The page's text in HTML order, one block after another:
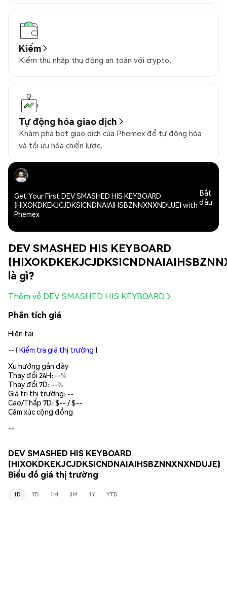
Kiếm
Kiếm thu nhập thụ động an toàn với crypto.
Tự động hóa giao dịch
Khám phá bot giao dịch của Phemex để tự động hóa
và tối ưu hóa chiến lược.
Get Your First DEV SMASHED HIS KEYBOARD
(HIXOKDKEKJCJDKSICNDNAIAIHSBZNNXNXNDUJE) with
Phemex
Bắt
đầu
DEV SMASHED HIS KEYBOARD
là gì?
Thêm về DEV SMASHED HIS KEYBOARD
Phân tích giá
Hiện tại
-- (Kiểm tra giá thị trường )
Xu hướng gần đây
Thay đổi 24H: --%
Thay đổi 7D: --%
Giá trị thị trường: --
Cao/Thấp 7D: $-- / $--
Cảm xúc cộng đồng
--
DEV SMASHED HIS KEYBOARD
(HIXOKDKEKJCJDKSICNDNAIAIHSBZNNXNXNDUJE)
Biểu đồ giá thị trường
1D 7D 1M 3M 1Y YTD